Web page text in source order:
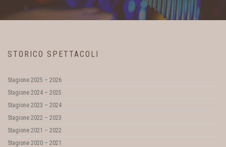
STORICO SPETTACOLI
Stagione 2025 – 2026
Stagione 2024 – 2025
Stagione 2023 – 2024
Stagione 2022 – 2023
Stagione 2021 – 2022
Stagione 2020 – 2021